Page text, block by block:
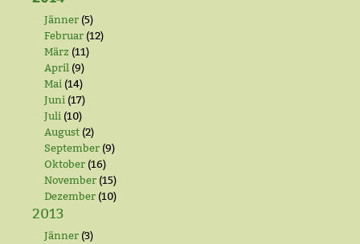
Jänner (5)
Februar (12)
März (11)
April (9)
Mai (14)
Juni (17)
Juli (10)
August (2)
September (9)
Oktober (16)
November (15)
Dezember (10)
2013
Jänner (3)